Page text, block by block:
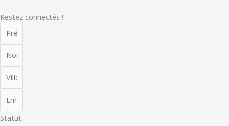
Restez connectés !
Statut